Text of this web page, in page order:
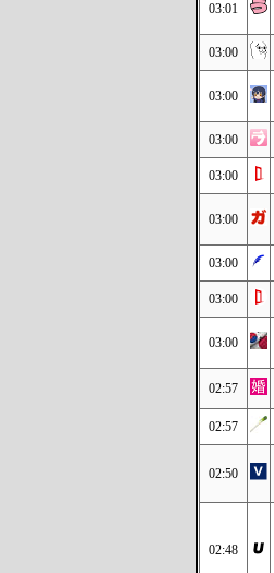
03:01
03:00
03:00
03:00
03:00
03:00
03:00
03:00
03:00
02:57
02:57
02:50
02:48